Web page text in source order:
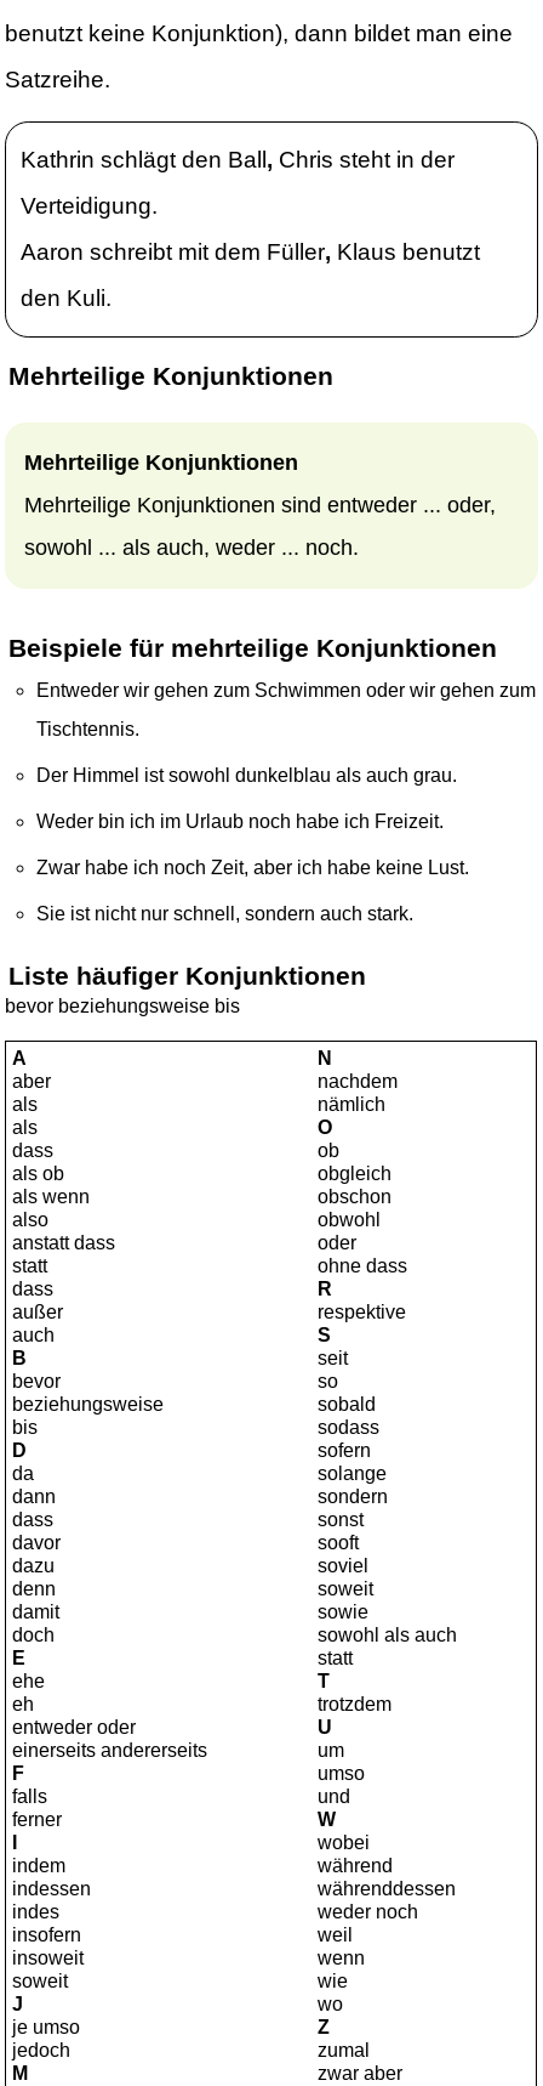
benutzt keine Konjunktion), dann bildet man eine
Satzreihe.
Kathrin schlägt den Ball , Chris steht in der
Verteidigung.
Aaron schreibt mit dem Füller, Klaus benutzt
den Kuli.
Mehrteilige Konjunktionen
Mehrteilige Konjunktionen
Mehrteilige Konjunktionen sind entweder ... oder,
sowohl ... als auch, weder ... noch.
Beispiele für mehrteilige Konjunktionen
Entweder wir gehen zum Schwimmen oder wir gehen zum
Tischtennis.
Der Himmel ist sowohl dunkelblau als auch grau.
Weder bin ich im Urlaub noch habe ich Freizeit.
Zwar habe ich noch Zeit, aber ich habe keine Lust.
Sie ist nicht nur schnell, sondern auch stark.
Liste häufiger Konjunktionen
bevor beziehungsweise bis
A
aber
als
als
dass
als ob
als wenn
also
anstatt dass
statt
dass
außer
auch
B
bevor
beziehungsweise
bis
D
da
dann
dass
davor
dazu
denn
damit
doch
E
ehe
eh
entweder oder
einerseits andererseits
F
falls
ferner
indem
indessen
indes
insofern
insoweit
soweit
J
je umso
jedoch
M
N
nachdem
nämlich
O
ob
obgleich
obschon
obwohl
oder
ohne dass
R
respektive
S
seit
so
sobald
sodass
sofern
solange
sondern
sonst
sooft
soviel
soweit
sowie
sowohl als auch
statt
T
trotzdem
U
um
umso
und
W
wobei
während
währenddessen
weder noch
weil
wenn
wie
wo
Z
zumal
zwar aber